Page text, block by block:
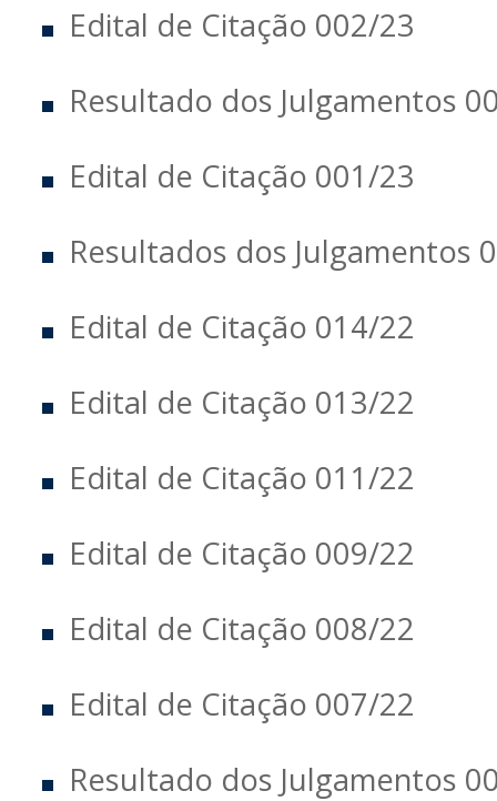
Edital de Citação 002/23
Resultado dos Julgamentos
Edital de Citação 001/23
Resultados dos Julgamentos
Edital de Citação 014/22
Edital de Citação 013/22
Edital de Citação 011/22
Edital de Citação 009/22
Edital de Citação 008/22
Edital de Citação 007/22
Resultado dos Julgamentos